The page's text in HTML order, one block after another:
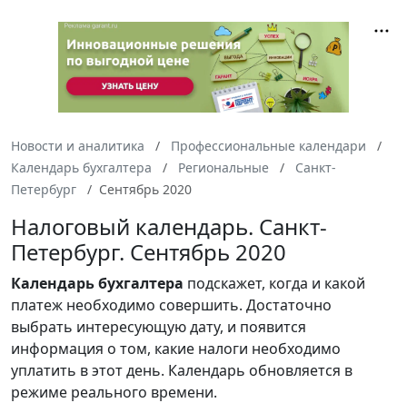
Новости и аналитика
Профессиональные календари
Календарь бухгалтера
Региональные
Санкт-
Петербург
Сентябрь 2020
Налоговый календарь. Санкт-
Петербург. Сентябрь 2020
Календарьбухгалтера подскажет, когда и какой
платеж необходимо совершить. Достаточно
выбрать интересующую дату, и появится
информация о том, какие налоги необходимо
уплатить в этот день. Календарь обновляется в
режиме реального времени.